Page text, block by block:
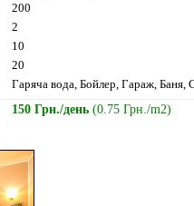
200
2
10
20
Гаряча вода, Бойлер, Гараж, Баня,
150 Грн./день (0.75 Грн./m2)